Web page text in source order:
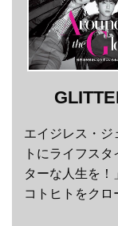
エイジレス・ジ
トにライフス
ターな人生を！
コトヒトをクロ